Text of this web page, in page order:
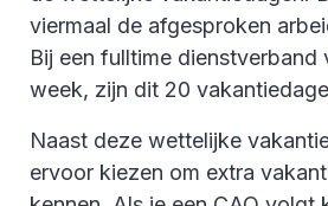
viermaal de afgesproken
Bij een fulltime dienstverband
week, zijn dit 20
Naast deze wettelijke
ervoor kiezen om extra